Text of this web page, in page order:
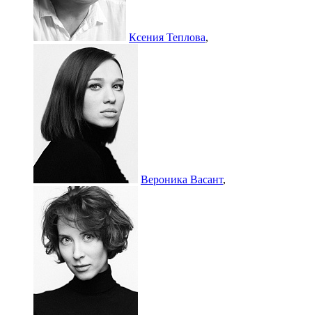
Ксения Теплова,
Вероника Васант,